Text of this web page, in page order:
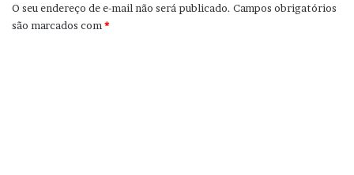
O seu endereço de e-mail não será publicado. Campos obrigatórios
são marcados com *